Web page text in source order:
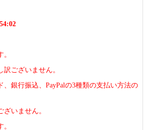
ございません。
、銀行振込、PayPalの3種類の支払い方法の
いません。